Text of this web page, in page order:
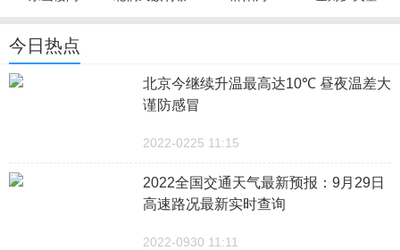
今日热点
北京今继续升温最高达10℃ 昼夜温差大
谨防感冒
2022-0225 11:15
2022全国交通天气最新预报：9月29日
高速路况最新实时查询
2022-0930 11:11